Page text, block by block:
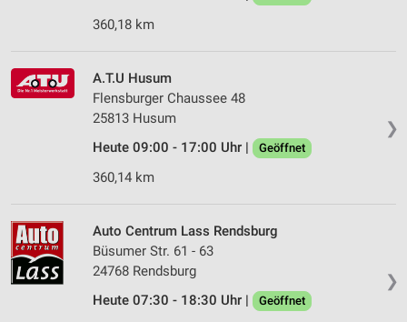
360,18 km
❯
A.T.U Husum
Flensburger Chaussee 48
25813 Husum
Heute 09:00 - 17:00 Uhr |
Geöffnet
360,14 km
❯
Auto Centrum Lass Rendsburg
Büsumer Str. 61 - 63
24768 Rendsburg
Heute 07:30 - 18:30 Uhr |
Geöffnet